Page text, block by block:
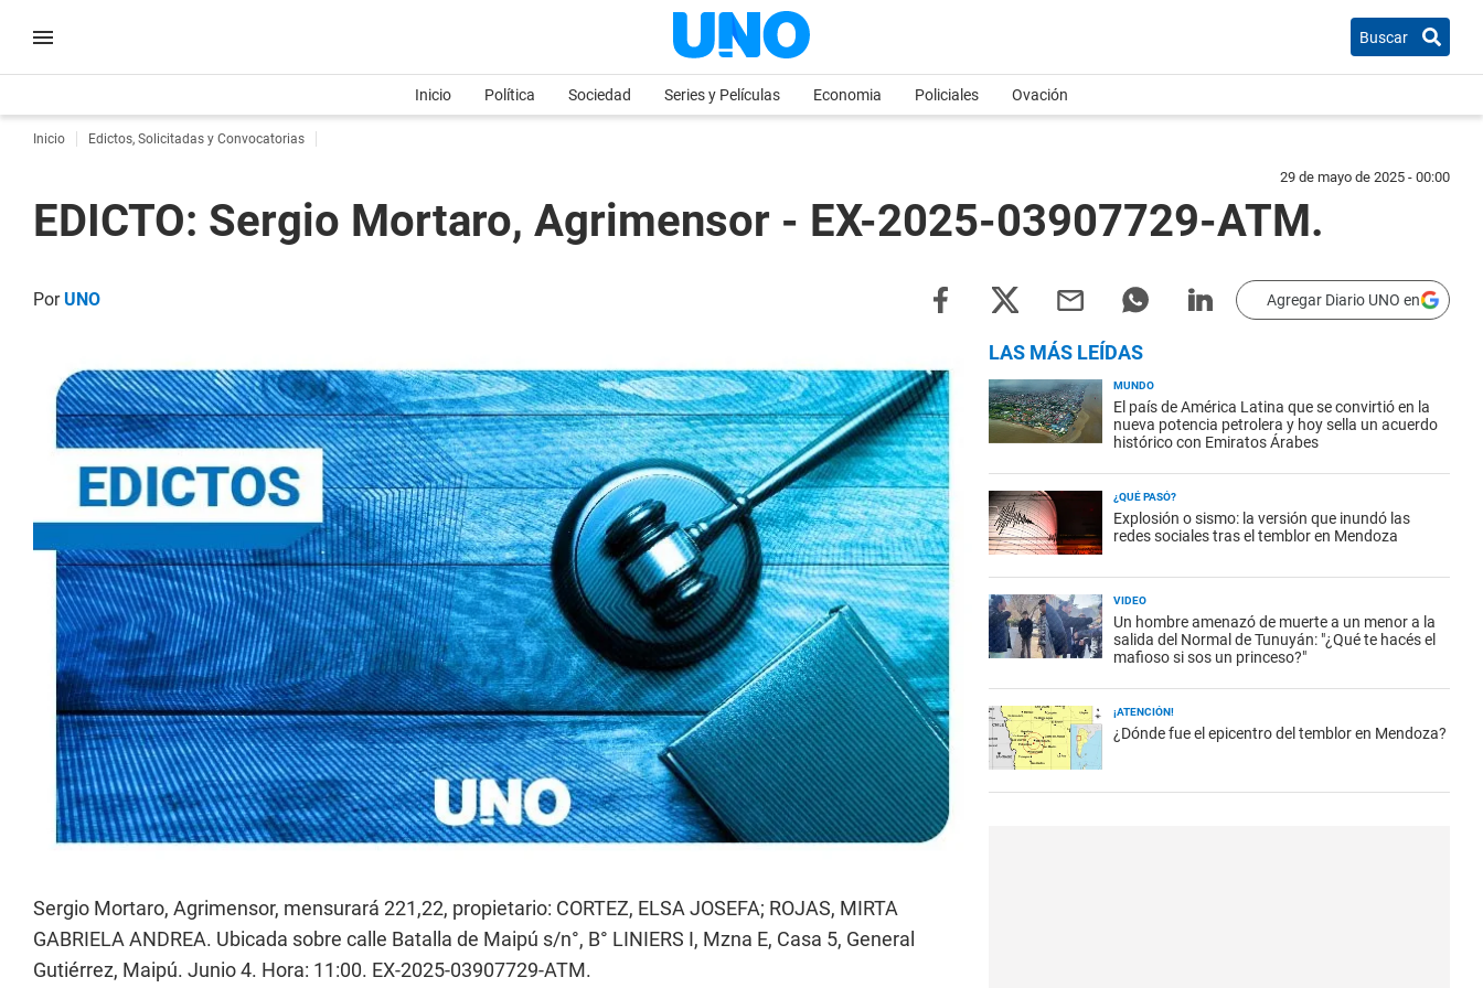
Buscar
Inicio Política Sociedad Series y Películas Economia Policiales Ovación
Inicio Edictos, Solicitadas y Convocatorias
29 de mayo de 2025 - 00:00
EDICTO: Sergio Mortaro, Agrimensor - EX-2025-03907729-ATM.
PorUNO Agregar Diario UNO en
Sergio Mortaro, Agrimensor, mensurará 221,22, propietario: CORTEZ, ELSA JOSEFA; ROJAS, MIRTA
GABRIELA ANDREA. Ubicada sobre calle Batalla de Maipú s/n°, B° LINIERS I, Mzna E, Casa 5, General
Gutiérrez, Maipú. Junio 4. Hora: 11:00. EX-2025-03907729-ATM.
LAS MÁS LEÍDAS
MUNDO
El país de América Latina que se convirtió en la
nueva potencia petrolera y hoy sella un acuerdo
histórico con Emiratos Árabes
¿QUÉ PASÓ?
Explosión o sismo: la versión que inundó las
redes sociales tras el temblor en Mendoza
VIDEO
Un hombre amenazó de muerte a un menor a la
salida del Normal de Tunuyán: "¿Qué te hacés el
mafioso si sos un princeso?"
¡ATENCIÓN!
¿Dónde fue el epicentro del temblor en Mendoza?